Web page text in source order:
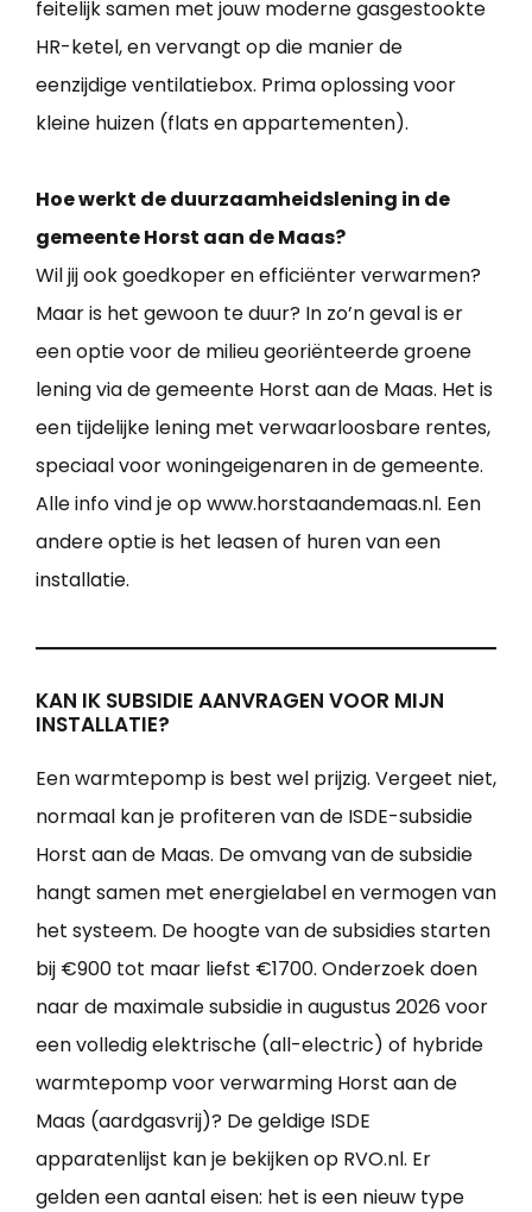
feitelijk samen met jouw moderne gasgestookte
HR-ketel, en vervangt op die manier de
eenzijdige ventilatiebox. Prima oplossing voor
kleine huizen (flats en appartementen).
Hoe werkt de duurzaamheidslening in de
gemeente Horst aan de Maas?
Wil jij ook goedkoper en efficiënter verwarmen?
Maar is het gewoon te duur? In zo’n geval is er
een optie voor de milieu georiënteerde groene
lening via de gemeente Horst aan de Maas. Het is
een tijdelijke lening met verwaarloosbare rentes,
speciaal voor woningeigenaren in de gemeente.
Alle info vind je op www.horstaandemaas.nl. Een
andere optie is het leasen of huren van een
installatie.
KAN IK SUBSIDIE AANVRAGEN VOOR MIJN
INSTALLATIE?
Een warmtepomp is best wel prijzig. Vergeet niet,
normaal kan je profiteren van de ISDE-subsidie
Horst aan de Maas. De omvang van de subsidie
hangt samen met energielabel en vermogen van
het systeem. De hoogte van de subsidies starten
bij €900 tot maar liefst €1700. Onderzoek doen
naar de maximale subsidie in augustus 2026 voor
een volledig elektrische (all-electric) of hybride
warmtepomp voor verwarming Horst aan de
Maas (aardgasvrij)? De geldige ISDE
apparatenlijst kan je bekijken op RVO.nl. Er
gelden een aantal eisen: het is een nieuw type